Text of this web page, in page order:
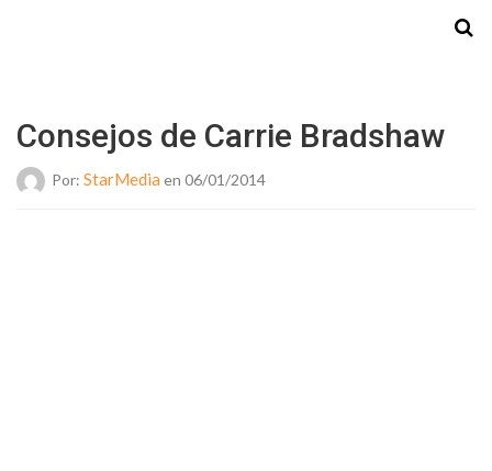
Consejos de Carrie Bradshaw
Por: StarMedia en 06/01/2014